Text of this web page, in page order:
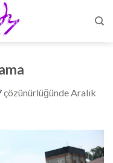
çözünürlüğündeAralık